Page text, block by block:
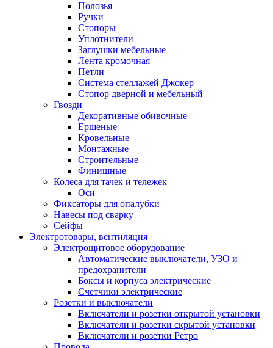
Полозья
Ручки
Стопоры
Уплотнители
Заглушки мебельные
Лента кромочная
Петли
Система стеллажей Джокер
Стопор дверной и мебельный
Гвозди
Декоративные обивочные
Ершеные
Кровельные
Монтажные
Строительные
Финишные
Колеса для тачек и тележек
Оси
Фиксаторы для опалубки
Навесы под сварку
Сейфы
Электротовары, вентиляция
Электрощитовое оборудование
Автоматические выключатели, УЗО и
предохранители
Боксы и корпуса электрические
Счетчики электрические
Розетки и выключатели
Включатели и розетки открытой установки
Включатели и розетки скрытой установки
Включатели и розетки Ретро